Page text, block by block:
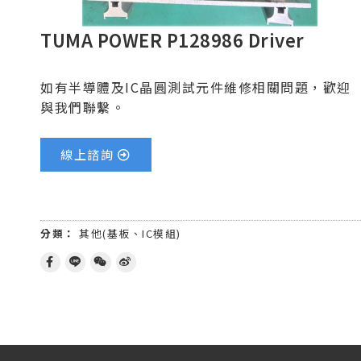
TUMA POWER P128986 Driver
如有半導體及IC晶圓測試元件維修相關問題，歡迎
與我們聯繫。
線上諮詢
分類： 其他(基板、IC模組)